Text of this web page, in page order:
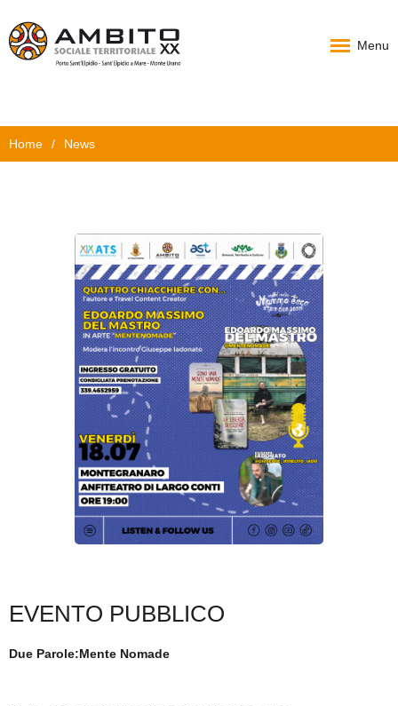
Menu
Home
Chi Siamo
Progetti
News
Documenti
Carta Servizi
Contatti
SICARE
ACCESSO PER FORNITORI
Home / News
EVENTO PUBBLICO
Due Parole:Mente Nomade